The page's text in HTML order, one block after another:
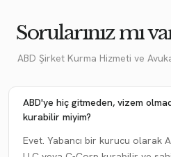
Sorularınız mı
ABD Şirket Kurma Hizmeti ve
ABD'ye hiç gitmeden, vizem
kurabilir miyim?
Evet. Yabancı bir kurucu olarak